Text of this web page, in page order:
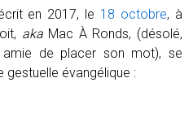
en 2017, le 18 octobre, à
akaMac À Ronds, (désolé,
amie de placer son mot), se
évangélique :